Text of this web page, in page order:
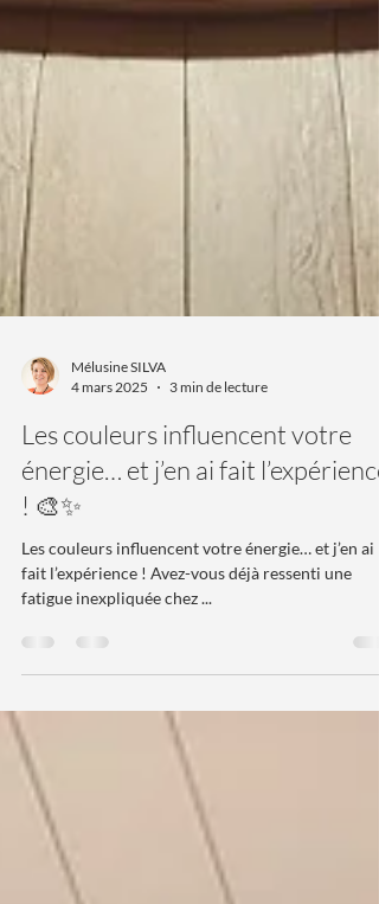
4 mars 2025
3 min de lecture
Les couleurs influencent votre
énergie… et j’en ai fait l’expérience
! 🎨✨
Les couleurs influencent votre énergie… et j’en ai
fait l’expérience ! Avez-vous déjà ressenti une
fatigue inexpliquée chez ...